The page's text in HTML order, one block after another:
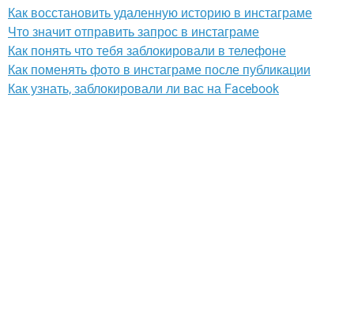
Как восстановить удаленную историю в инстаграме
Что значит отправить запрос в инстаграме
Как понять что тебя заблокировали в телефоне
Как поменять фото в инстаграме после публикации
Как узнать, заблокировали ли вас на Facebook